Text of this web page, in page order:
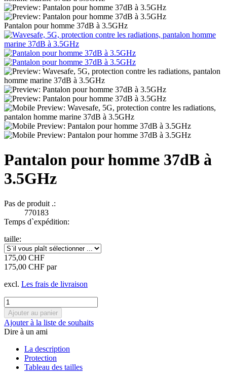
Pantalon pour homme 37dB à 3.5GHz
Pantalon pour homme 37dB à
3.5GHz
Pas de produit .:
770183
Temps d`expédition:
taille:
175,00 CHF
175,00 CHF par
excl. Les frais de livraison
Ajouter à la liste de souhaits
Dire à un ami
La description
Protection
Tableau des tailles